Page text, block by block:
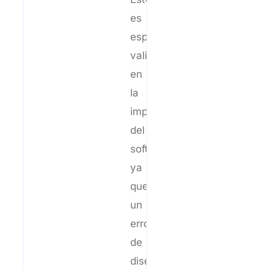
es
especialmente
valioso
en
la
implementación
del
software,
ya
que
un
error
de
diseño